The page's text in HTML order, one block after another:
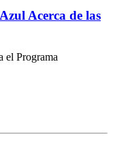
Acerca de las
el Programa